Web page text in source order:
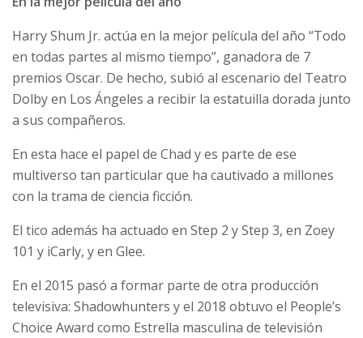
Harry Shum Jr. actúa en la mejor película del año “Todo
en todas partes al mismo tiempo”, ganadora de 7
premios Oscar. De hecho, subió al escenario del Teatro
Dolby en Los Ángeles a recibir la estatuilla dorada junto
a sus compañeros.
En esta hace el papel de Chad y es parte de ese
multiverso tan particular que ha cautivado a millones
con la trama de ciencia ficción.
El tico además ha actuado en Step 2 y Step 3, en Zoey
101 y iCarly, y en Glee.
En el 2015 pasó a formar parte de otra producción
televisiva: Shadowhunters y el 2018 obtuvo el People’s
Choice Award como Estrella masculina de televisión